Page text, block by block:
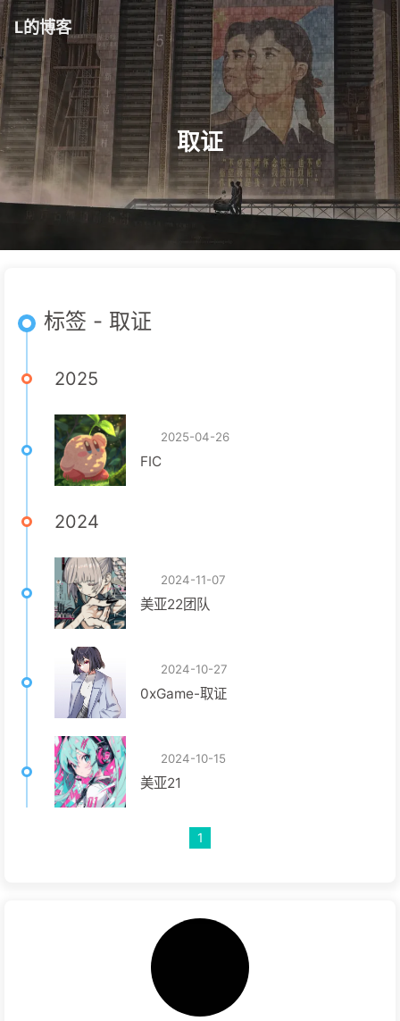
L的博客
取证
标签 - 取证
2025
2025-04-26
FIC
2024
2024-11-07
美亚22团队
2024-10-27
0xGame-取证
2024-10-15
美亚21
1